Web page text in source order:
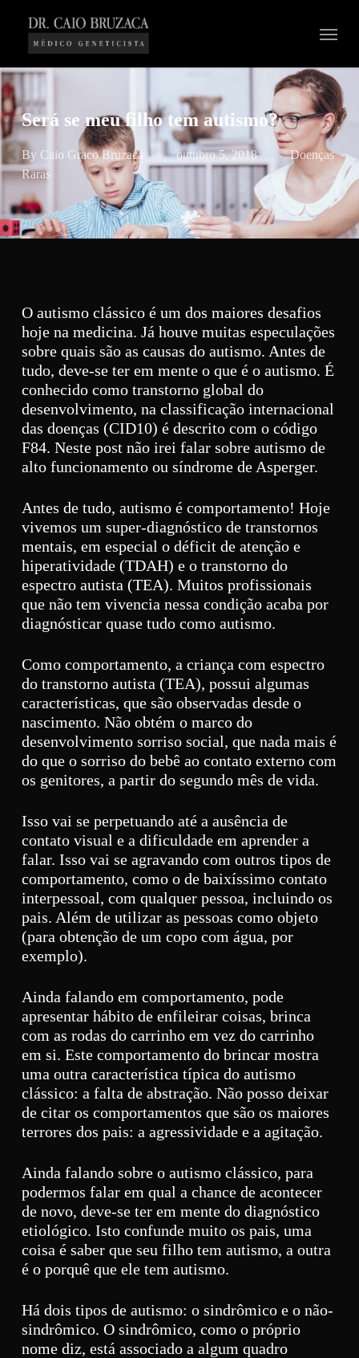
content
Menu
Será se meu filho tem autismo?
By Caio Graco Bruzaca outubro 5, 2018
Doenças
Raras
O autismo clássico é um dos maiores desafios
hoje na medicina. Já houve muitas especulações
sobre quais são as causas do autismo. Antes de
tudo, deve-se ter em mente o que é o autismo. É
conhecido como transtorno global do
desenvolvimento, na classificação internacional
das doenças (CID10) é descrito com o código
F84. Neste post não irei falar sobre autismo de
alto funcionamento ou síndrome de Asperger.
Antes de tudo, autismo é comportamento! Hoje
vivemos um super-diagnóstico de transtornos
mentais, em especial o déficit de atenção e
hiperatividade (TDAH) e o transtorno do
espectro autista (TEA). Muitos profissionais
que não tem vivencia nessa condição acaba por
diagnósticar quase tudo como autismo.
Como comportamento, a criança com espectro
do transtorno autista (TEA), possui algumas
características, que são observadas desde o
nascimento. Não obtém o marco do
desenvolvimento sorriso social, que nada mais é
do que o sorriso do bebê ao contato externo com
os genitores, a partir do segundo mês de vida.
Isso vai se perpetuando até a ausência de
contato visual e a dificuldade em aprender a
falar. Isso vai se agravando com outros tipos de
comportamento, como o de baixíssimo contato
interpessoal, com qualquer pessoa, incluindo os
pais. Além de utilizar as pessoas como objeto
(para obtenção de um copo com água, por
exemplo).
Ainda falando em comportamento, pode
apresentar hábito de enfileirar coisas, brinca
com as rodas do carrinho em vez do carrinho
em si. Este comportamento do brincar mostra
uma outra característica típica do autismo
clássico: a falta de abstração. Não posso deixar
de citar os comportamentos que são os maiores
terrores dos pais: a agressividade e a agitação.
Ainda falando sobre o autismo clássico, para
podermos falar em qual a chance de acontecer
de novo, deve-se ter em mente do diagnóstico
etiológico. Isto confunde muito os pais, uma
coisa é saber que seu filho tem autismo, a outra
é o porquê que ele tem autismo.
Há dois tipos de autismo: o sindrômico e o não-
sindrômico. O sindrômico, como o próprio
nome diz, está associado a algum quadro